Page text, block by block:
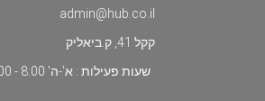
admin@hub.co.il
קקל 41, ק.ביאליק
שעות פעילות : א'-ה' 8:00 - 19:00